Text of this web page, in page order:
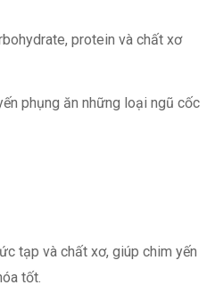
protein và chất xơ
phụng ăn những loại ngũ cốc
tạp và chất xơ, giúp chim yến
tốt.